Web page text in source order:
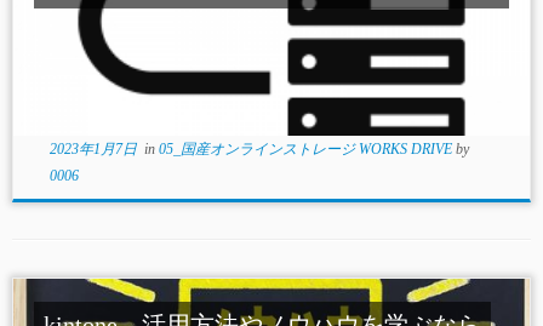
2023年1月7日in 05_国産オンラインストレージ WORKS DRIVE by
0006